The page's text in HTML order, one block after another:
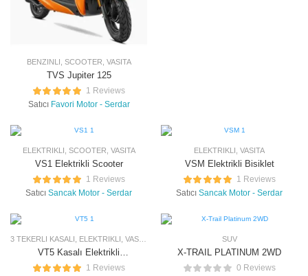
BENZINLI SCOOTER VASITA
TVS Jupiter 125
1 Reviews
Satıcı Favori Motor - Serdar
ELEKTRIKLI SCOOTER VASITA
VS1 Elektrikli Scooter
1 Reviews
Satıcı Sancak Motor - Serdar
ELEKTRIKLI VASITA
VSM Elektrikli Bisiklet
1 Reviews
Satıcı Sancak Motor - Serdar
3 TEKERLI KASALI ELEKTRIKLI VASITA
VT5 Kasalı Elektrikli
Moped1 Reviews
SUV
X-TRAIL PLATINUM 2WD
0 Reviews